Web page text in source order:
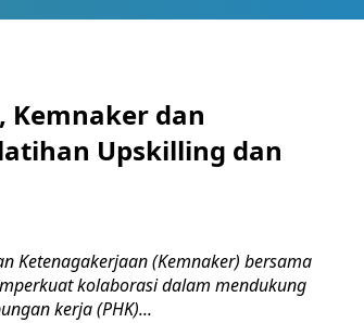
Kemnaker dan
Upskilling dan
Ketenagakerjaan (Kemnaker) bersama
kolaborasi dalam mendukung
kerja (PHK)...